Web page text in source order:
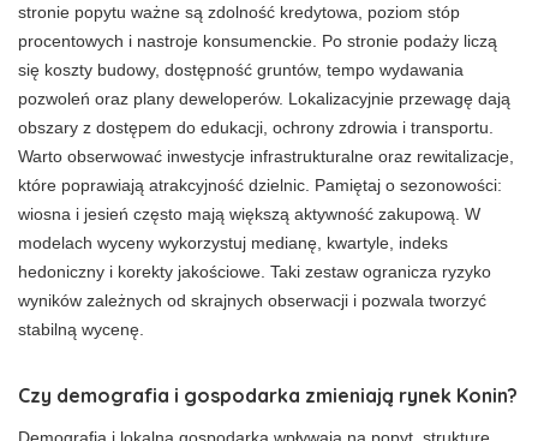
stronie popytu ważne są zdolność kredytowa, poziom stóp
procentowych i nastroje konsumenckie. Po stronie podaży liczą
się koszty budowy, dostępność gruntów, tempo wydawania
pozwoleń oraz plany deweloperów. Lokalizacyjnie przewagę dają
obszary z dostępem do edukacji, ochrony zdrowia i transportu.
Warto obserwować inwestycje infrastrukturalne oraz rewitalizacje,
które poprawiają atrakcyjność dzielnic. Pamiętaj o sezonowości:
wiosna i jesień często mają większą aktywność zakupową. W
modelach wyceny wykorzystuj medianę, kwartyle, indeks
hedoniczny i korekty jakościowe. Taki zestaw ogranicza ryzyko
wyników zależnych od skrajnych obserwacji i pozwala tworzyć
stabilną wycenę.
Czy demografia i gospodarka zmieniają rynek Konin?